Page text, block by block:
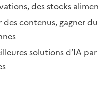
des stocks
des contenus, gagner
solutions d’IA